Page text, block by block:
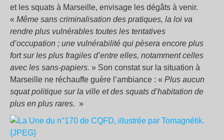
et les squats à Marseille, envisage les dégâts à venir.
« Même sans criminalisation des pratiques, la loi va
rendre plus vulnérables toutes les tentatives
d’occupation ; une vulnérabilité qui pèsera encore plus
fort sur les plus fragiles d’entre elles, notamment celles
avec les sans-papiers. » Son constat sur la situation à
Marseille ne réchauffe guère l’ambiance : « Plus aucun
squat politique sur la ville et des squats d’habitation de
plus en plus rares. »